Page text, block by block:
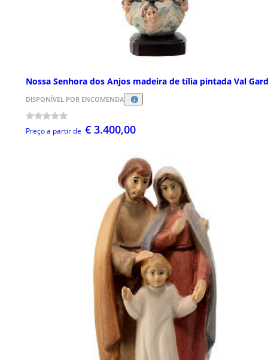
Nossa Senhora dos Anjos madeira de tília pintada Val
DISPONÍVEL POR ENCOMENDA
Preço a partir de € 3.400,00